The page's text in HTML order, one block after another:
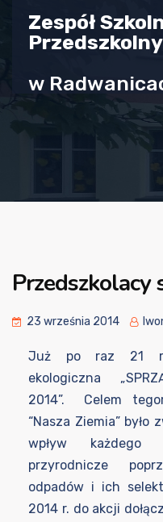
Zespół
Przedszkolny
w
Przedszkolacy
23 września 2014
Już po raz 21
ekologiczna
2014”. Celem
“Nasza Ziemia”
wpływ każdego
przyrodnicze
odpadów i ich
2014 r. do akcji